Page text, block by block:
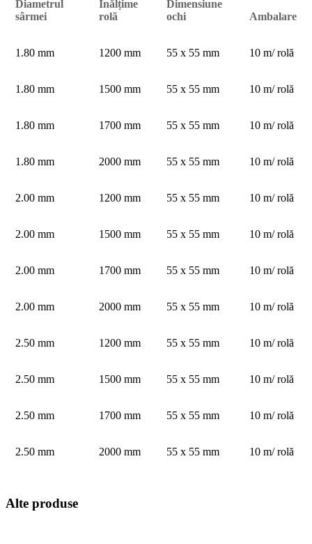
be
left
Diametrul
sârmei
Înălțime
rolă
Dimensiune
ochi
Ambalare
1.80 mm 1200 mm 55 x 55 mm 10 m/ rolă
1.80 mm 1500 mm 55 x 55 mm 10 m/ rolă
1.80 mm 1700 mm 55 x 55 mm 10 m/ rolă
1.80 mm 2000 mm 55 x 55 mm 10 m/ rolă
2.00 mm 1200 mm 55 x 55 mm 10 m/ rolă
2.00 mm 1500 mm 55 x 55 mm 10 m/ rolă
2.00 mm 1700 mm 55 x 55 mm 10 m/ rolă
2.00 mm 2000 mm 55 x 55 mm 10 m/ rolă
2.50 mm 1200 mm 55 x 55 mm 10 m/ rolă
2.50 mm 1500 mm 55 x 55 mm 10 m/ rolă
2.50 mm 1700 mm 55 x 55 mm 10 m/ rolă
2.50 mm 2000 mm 55 x 55 mm 10 m/ rolă
Alte produse